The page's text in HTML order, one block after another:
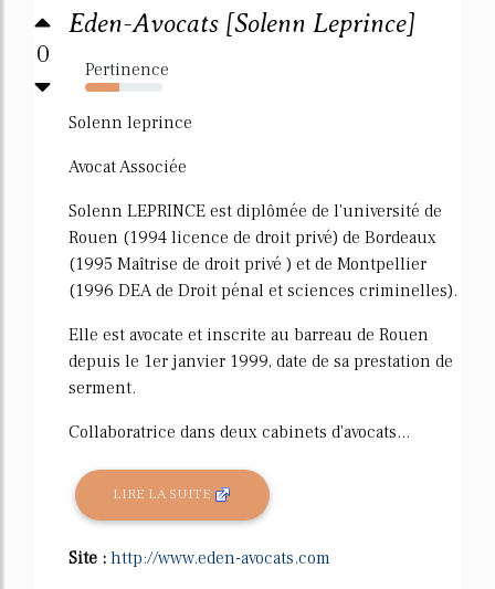
0
Eden-Avocats [Solenn Leprince]
Pertinence
44%
Solenn leprince
Avocat Associée
Solenn LEPRINCE est diplômée de l'université de
Rouen (1994 licence de droit privé) de Bordeaux
(1995 Maîtrise de droit privé ) et de Montpellier
(1996 DEA de Droit pénal et sciences criminelles).
Elle est avocate et inscrite au barreau de Rouen
depuis le 1er janvier 1999, date de sa prestation de
serment.
Collaboratrice dans deux cabinets d'avocats...
LIRE LA SUITE
Site : http://www.eden-avocats.com